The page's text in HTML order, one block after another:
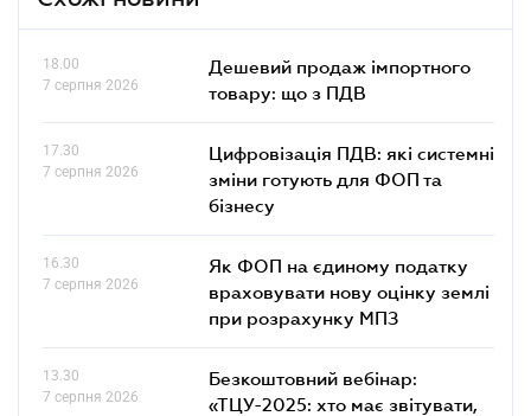
18.00
7 серпня 2026
Дешевий продаж імпортного
товару: що з ПДВ
17.30
7 серпня 2026
Цифровізація ПДВ: які системні
зміни готують для ФОП та
бізнесу
16.30
7 серпня 2026
Як ФОП на єдиному податку
враховувати нову оцінку землі
при розрахунку МПЗ
13.30
7 серпня 2026
Безкоштовний вебінар:
«ТЦУ-2025: хто має звітувати,